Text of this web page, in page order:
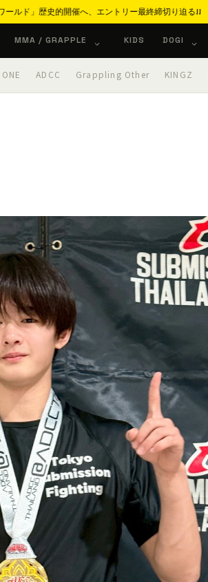
」歴史的開催へ、エントリー最終締切り迫る!!
MMA / GRAPPLE KIDS DOGI
ONE ADCC Grappling Other KINGZ